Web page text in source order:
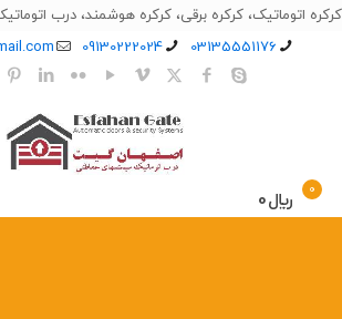
کرکره اتوماتیک، کرکره برقی، کرکره هوشمند، درب
03135551176
09130222024
0 ﷼0